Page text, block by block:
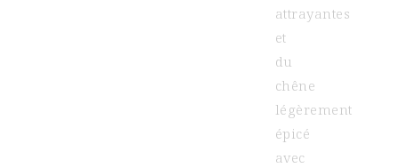
attrayantes
et
du
chêne
légèrement
épicé
avec